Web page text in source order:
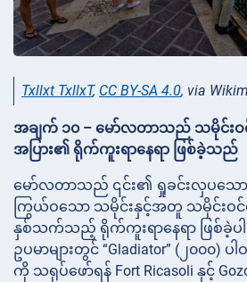
Txllxt TxllxT, CC BY-SA 4.0, via
အချက် ၁၀ – မော်လတာသည် သမိုင်းဝ
အပြား၏ ရိုက်ကူးရာနေရာ ဖြစ်ခဲ့သည်
မော်လတာသည် ၎င်း၏ ရှုခင်းလှပသော ရှု
ကြွယ်ဝသော သမိုင်းနှင့်အတူ သမိုင်းဝင်
နှစ်သက်သည့် ရိုက်ကူးရာနေရာ ဖြစ်ခဲ့ပ
ဥပမာများတွင် “Gladiator” (၂၀၀၀) ပါ
ကို သရုပ်ဖော်ရန် Fort Ricasoli နှင့်